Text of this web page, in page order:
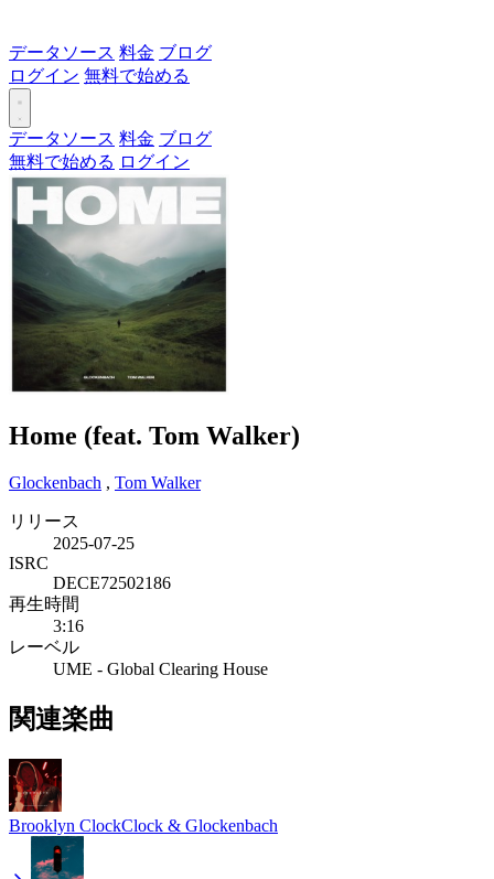
データソース 料金 ブログ
ログイン 無料で始める
データソース 料金 ブログ
無料で始める ログイン
Home (feat. Tom Walker)
Glockenbach , Tom Walker
リリース
2025-07-25
ISRC
DECE72502186
再生時間
3:16
レーベル
UME - Global Clearing House
関連楽曲
Brooklyn ClockClock & Glockenbach